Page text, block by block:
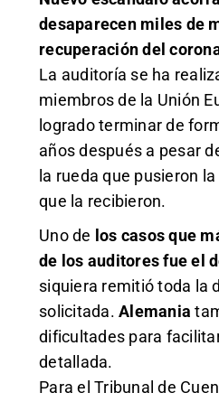
desaparecen miles de
recuperación del
La auditoría se ha
miembros de la Unión
logrado terminar de
años después a pesar
la rueda que pusieron
que la recibieron.
Uno de los casos que
de los auditores fue el
siquiera remitió toda la
solicitada. Alemania
dificultades para
detallada.
Para el Tribunal de